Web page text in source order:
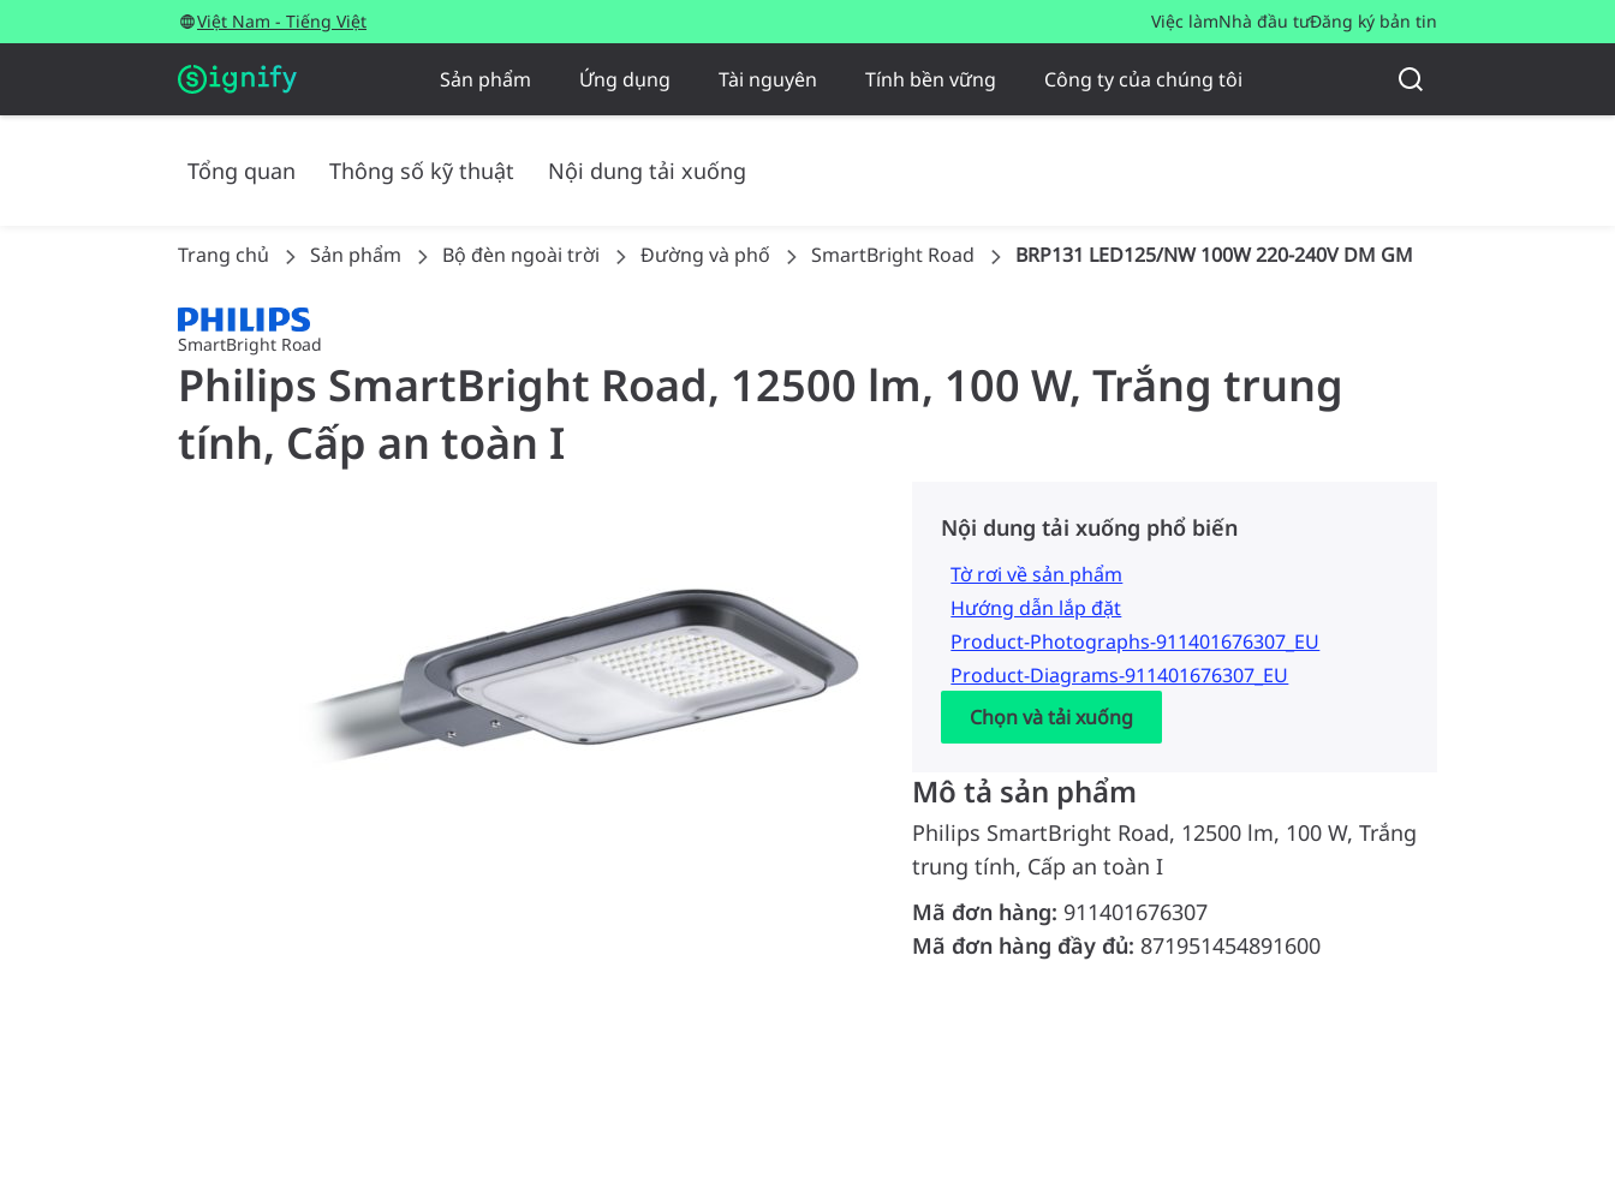
Việt Nam - Tiếng Việt Việc làmNhà đầu tưĐăng ký bản tin
Sản phẩm Ứng dụng Tài nguyên Tính bền vững Công ty của chúng tôi
Tổng quan Thông số kỹ thuật Nội dung tải xuống
Trang chủ Sản phẩm Bộ đèn ngoài trời Đường và phố SmartBright Road BRP131 LED125/NW 100W 220-240V DM GM
SmartBright Road
Philips SmartBright Road, 12500 lm, 100 W, Trắng trung
tính, Cấp an toàn I
Nội dung tải xuống phổ biến
Tờ rơi về sản phẩm
Hướng dẫn lắp đặt
Product-Photographs-911401676307_EU
Product-Diagrams-911401676307_EU
Chọn và tải xuống
Mô tả sản phẩm
Philips SmartBright Road, 12500 lm, 100 W, Trắng
trung tính, Cấp an toàn I
Mã đơn hàng: 911401676307
Mã đơn hàng đầy đủ: 871951454891600